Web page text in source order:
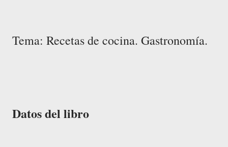
Tema: Recetas de cocina. Gastronomía.
Datos del libro